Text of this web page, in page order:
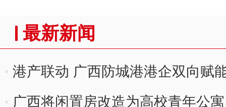
最新新闻
港产联动 广西防城港港企双向赋
广西将闲置房改造为高校青年公